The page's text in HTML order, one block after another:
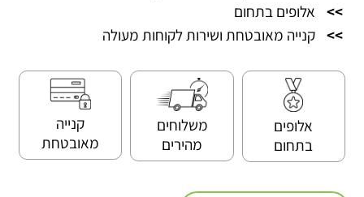
>>
אלופים בתחום
>> קנייה מאובטחת ושירות לקוחות מעולה
אלופים
בתחום
משלוחים
מהירים
קנייה
מאובטחת